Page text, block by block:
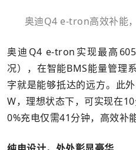
奥迪Q4 e-tron高效补能
奥迪Q4 e-tron实现最高
况），在智能BMS能量管理
字就是能够抵达的远方。此
W，理想状态下，可实现在
0%充电仅需41分钟，高效补